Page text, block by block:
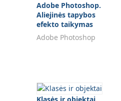
Adobe Photoshop.
Aliejinės tapybos
efekto taikymas
nuotraukai
Adobe Photoshop